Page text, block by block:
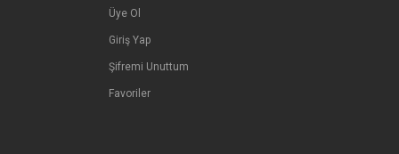
Üye Ol
Giriş Yap
Şifremi Unuttum
Favoriler